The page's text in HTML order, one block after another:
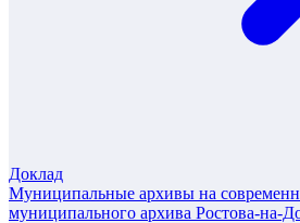
Доклад
Муниципальные архивы на
муниципального архива Ростова-на-